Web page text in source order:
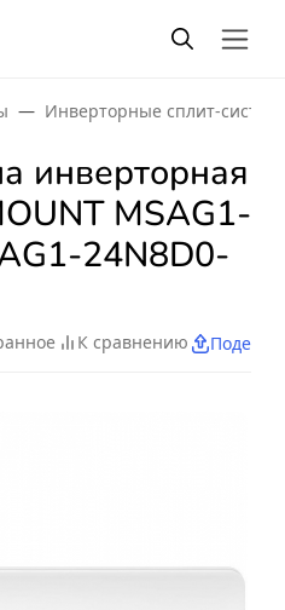
Инверторные сплит-
инверторная
MSAG1-
24N8D0-
К сравнению